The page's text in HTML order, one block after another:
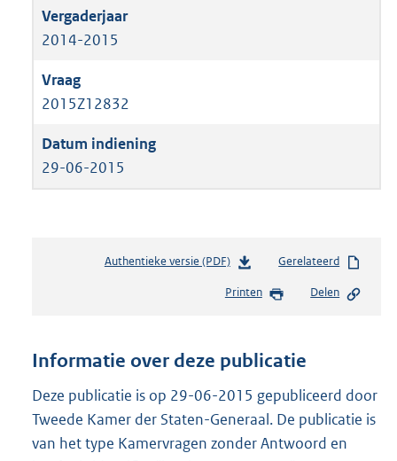
2014-2015
2015Z12832
29-06-2015
Authentieke versie (PDF)b
s
n
s
r
o
Gerelateerd
Printen Delen
Informatie over deze publicatie
Deze publicatie is op 29-06-2015 gepubliceerd door
Tweede Kamer der Staten-Generaal. De publicatie is
van het type Kamervragen zonder Antwoord en